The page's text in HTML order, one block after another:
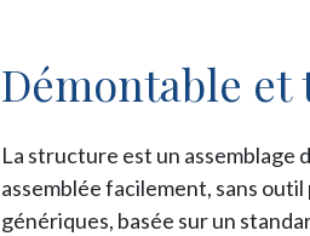
Démontable
La structure est un assemblage
assemblée facilement, sans
génériques, basée sur un